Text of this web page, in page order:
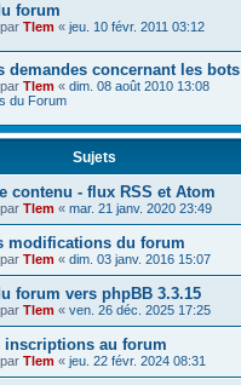
forum
Tlem « jeu. 10 févr. 2011 03:12
demandes concernant les bots
Tlem « dim. 08 août 2010 13:08
du Forum
Sujets
contenu - flux RSS et Atom
Tlem « mar. 21 janv. 2020 23:49
modifications du forum
Tlem « dim. 03 janv. 2016 15:07
forum vers phpBB 3.3.15
Tlem « ven. 26 déc. 2025 17:25
inscriptions au forum
Tlem « jeu. 22 févr. 2024 08:31